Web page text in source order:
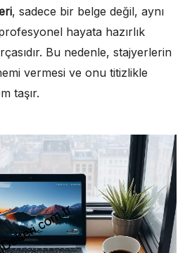
, sadece bir belge değil, aynı
hayata hazırlık
Bu nedenle, stajyerlerin
vermesi ve onu titizlikle
taşır.